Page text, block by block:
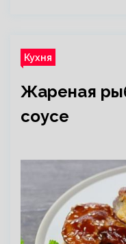
Кухня
Жареная
соусе